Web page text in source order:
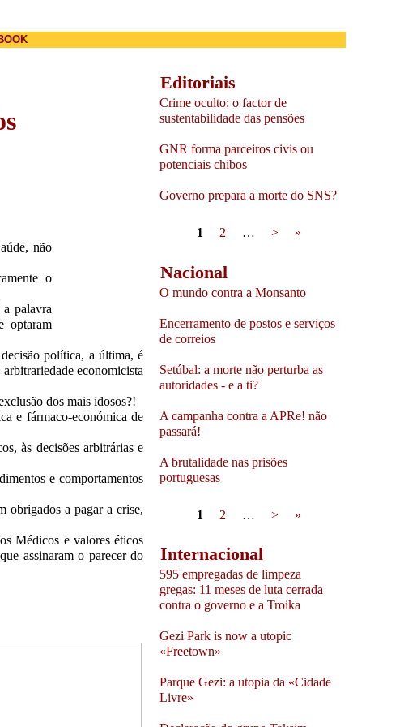
não
o
palavra
optaram
política, a última, é
economicista
dos mais idosos?!
e fármaco-económica de
às decisões arbitrárias e
e comportamentos
obrigados a pagar a crise,
Médicos e valores éticos
assinaram o parecer do
Editoriais
Crime oculto: o factor de
sustentabilidade das pensões
GNR forma parceiros civis ou
potenciais chibos
Governo prepara a morte do SNS?
Pages1 2 … > »
Nacional
O mundo contra a Monsanto
Encerramento de postos e serviços
de correios
Setúbal: a morte não perturba as
autoridades - e a ti?
A campanha contra a APRe! não
passará!
A brutalidade nas prisões
portuguesas
Pages
1 2 … > »
Internacional
595 empregadas de limpeza
gregas: 11 meses de luta cerrada
contra o governo e a Troika
Gezi Park is now a utopic
«Freetown»
Parque Gezi: a utopia da «Cidade
Livre»